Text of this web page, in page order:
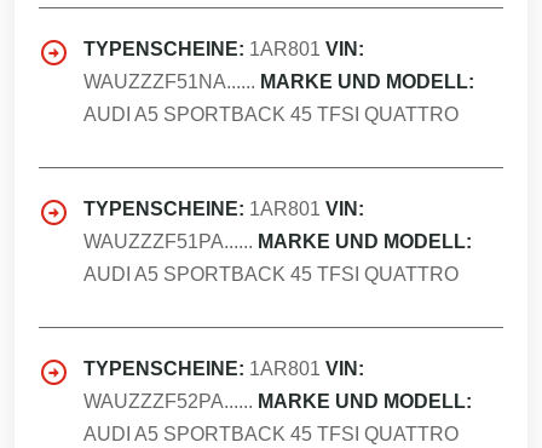
TYPENSCHEINE: 1AR801 VIN:
WAUZZZF51NA...... MARKE UND MODELL:
AUDI A5 SPORTBACK 45 TFSI QUATTRO
TYPENSCHEINE: 1AR801 VIN:
WAUZZZF51PA...... MARKE UND MODELL:
AUDI A5 SPORTBACK 45 TFSI QUATTRO
TYPENSCHEINE: 1AR801 VIN:
WAUZZZF52PA...... MARKE UND MODELL:
AUDI A5 SPORTBACK 45 TFSI QUATTRO